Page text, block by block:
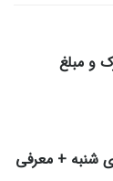
و مبلغ
ژوئیه 1403 کارت های شنبه + معرفی